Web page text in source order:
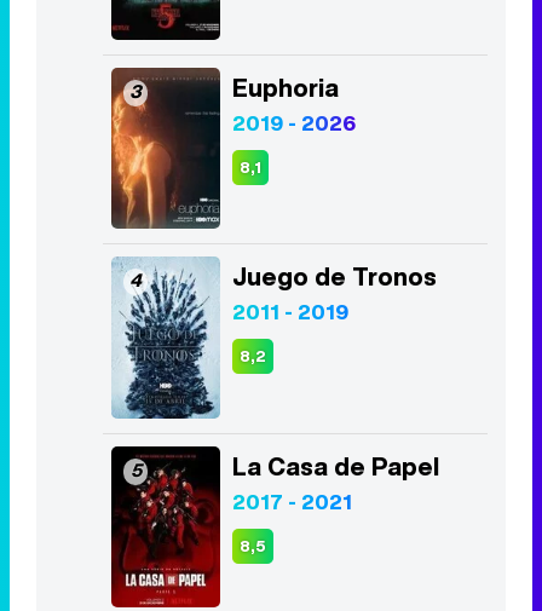
3 Euphoria
2019 - 2026
8,1
4 Juego de Tronos
2011 - 2019
8,2
5 La Casa de Papel
2017 - 2021
8,5